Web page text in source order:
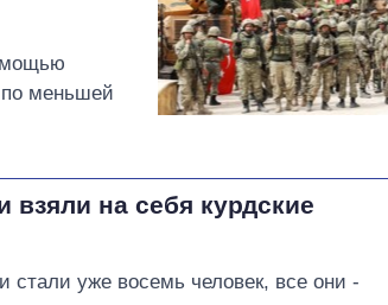
по меньшей
взяли на себя курдские
уже восемь человек, все они -